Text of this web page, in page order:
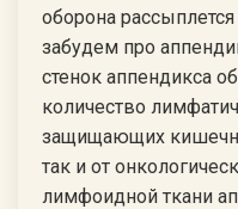
оборона
забудем про
стенок аппендикса
количество
защищающих
так и от
лимфоидной ткани